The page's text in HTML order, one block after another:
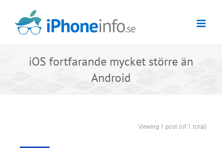
content
iOS fortfarande mycket större än
Android
Viewing 1 post (of 1 total)